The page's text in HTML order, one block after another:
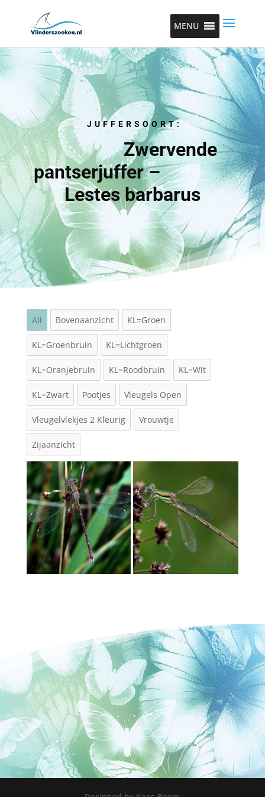
MENU
JUFFERSOORT:
Zwervende
pantserjuffer –
Lestes barbarus
All Bovenaanzicht KL=Groen
KL=Groenbruin KL=Lichtgroen
KL=Oranjebruin KL=Roodbruin KL=Wit
KL=Zwart Pootjes Vleugels Open
Vleugelvlekjes 2 Kleurig Vrouwtje
Zijaanzicht